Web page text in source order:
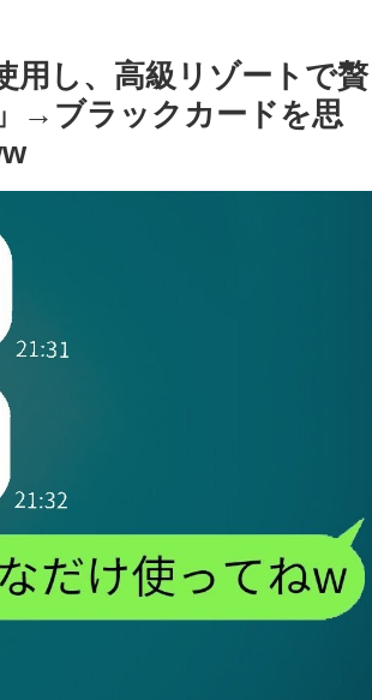
用し、高級リゾートで贅
→ブラックカードを思